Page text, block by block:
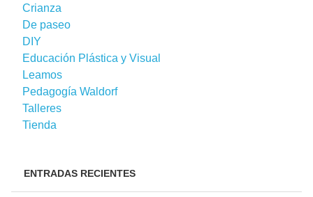
Crianza
De paseo
DIY
Educación Plástica y Visual
Leamos
Pedagogía Waldorf
Talleres
Tienda
ENTRADAS RECIENTES